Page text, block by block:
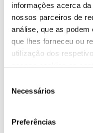
informações acerca
nossos parceiros de
análise, que as
que lhes forneceu ou
utilização dos
Necessários
Preferências